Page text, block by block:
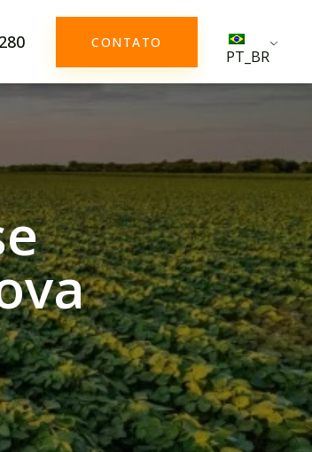
CONTATO
PT_BR